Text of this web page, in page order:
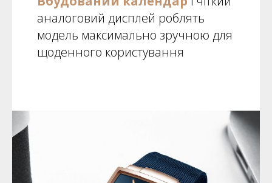
аналоговий дисплей роблять
модель максимально зручною для
щоденного користування